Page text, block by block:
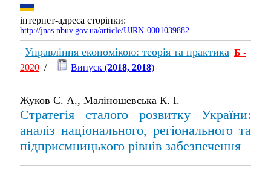
інтернет-адреса сторінки:
http://jnas.nbuv.gov.ua/article/UJRN-0001039882
Управління економікою: теорія та практика Б -
2020 / Випуск (2018, 2018)
Жуков С. А., Маліношевська К. І.
Стратегія сталого розвитку України:
аналіз національного, регіонального та
підприємницького рівнів забезпечення